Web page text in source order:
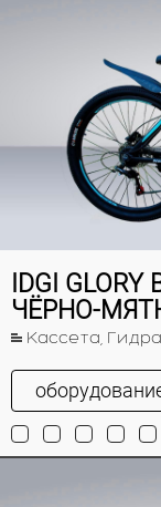
IDGI
ЧЁРНО-
Кассета,